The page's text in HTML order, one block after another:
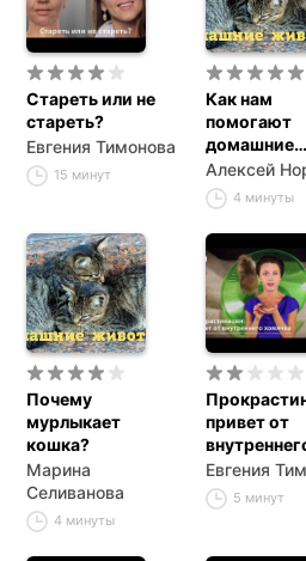
Стареть или не
стареть?
Евгения Тимонова
15 минут
Как нам
помогают
домашние
животные
Алексей
4 минуты
Почему
мурлыкает
кошка?
Марина
Селиванова
4 минуты
привет от
хомячка
Евгения
5 минут